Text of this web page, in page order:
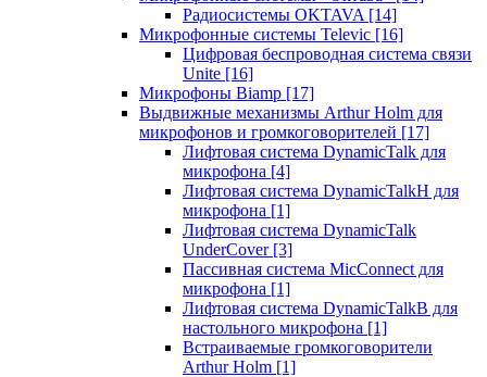
Радиосистемы OKTAVA [14]
Микрофонные системы Televic [16]
Цифровая беспроводная система связи
Unite [16]
Микрофоны Biamp [17]
Выдвижные механизмы Arthur Holm для
микрофонов и громкоговорителей [17]
Лифтовая система DynamicTalk для
микрофона [4]
Лифтовая система DynamicTalkH для
микрофона [1]
Лифтовая система DynamicTalk
UnderCover [3]
Пассивная система MicConnect для
микрофона [1]
Лифтовая система DynamicTalkB для
настольного микрофона [1]
Встраиваемые громкоговорители
Arthur Holm [1]